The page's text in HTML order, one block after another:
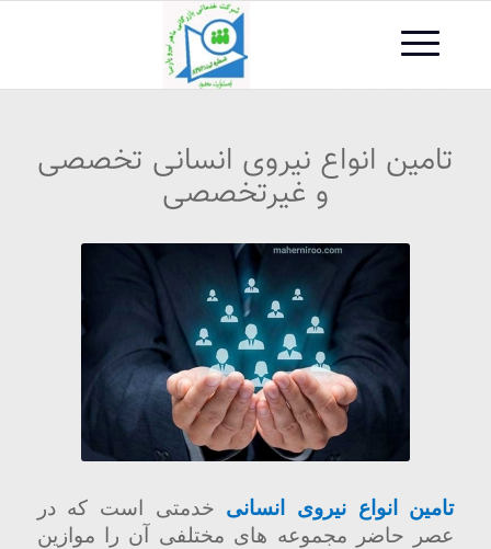
تامین انواع نیروی انسانی تخصصی
و غیرتخصصی
تامین انواع نیروی انسانی خدمتی است که در
عصر حاضر مجموعه های مختلفی آن را موازین